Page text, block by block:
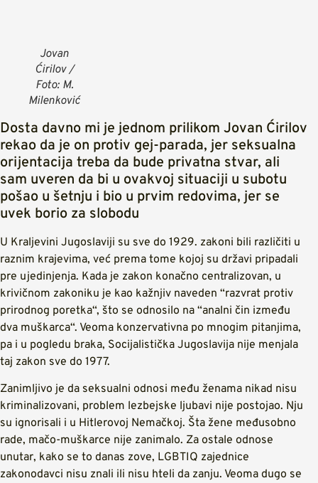
Jovan
Ćirilov /
Foto: M.
Milenković
Dosta davno mi je jednom prilikom Jovan Ćirilov
rekao da je on protiv gej-parada, jer seksualna
orijentacija treba da bude privatna stvar, ali
sam uveren da bi u ovakvoj situaciji u subotu
pošao u šetnju i bio u prvim redovima, jer se
uvek borio za slobodu
U Kraljevini Jugoslaviji su sve do 1929. zakoni bili različiti u
raznim krajevima, već prema tome kojoj su državi pripadali
pre ujedinjenja. Kada je zakon konačno centralizovan, u
krivičnom zakoniku je kao kažnjiv naveden “razvrat protiv
prirodnog poretka“, što se odnosilo na “analni čin između
dva muškarca“. Veoma konzervativna po mnogim pitanjima,
pa i u pogledu braka, Socijalistička Jugoslavija nije menjala
taj zakon sve do 1977.
Zanimljivo je da seksualni odnosi među ženama nikad nisu
kriminalizovani, problem lezbejske ljubavi nije postojao. Nju
su ignorisali i u Hitlerovoj Nemačkoj. Šta žene međusobno
rade, mačo-muškarce nije zanimalo. Za ostale odnose
unutar, kako se to danas zove, LGBTIQ zajednice
zakonodavci nisu znali ili nisu hteli da zanju. Veoma dugo se